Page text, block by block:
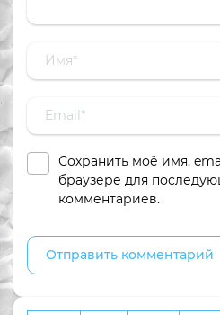
Сохранить моё имя,
браузере для
комментариев.